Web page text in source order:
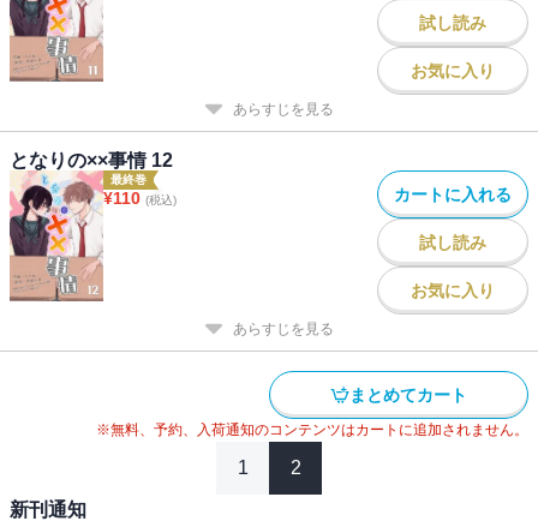
試し読み
お気に入り
あらすじを見る
となりの××事情 12
最終巻
¥110 (税込) カートに入れる
試し読み
お気に入り
あらすじを見る
まとめてカート
※無料、予約、入荷通知のコンテンツはカートに追加されません。
1 2
新刊通知